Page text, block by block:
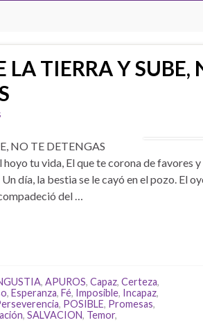
LA TIERRA Y SUBE,
NO TE DETENGAS
tu vida, El que te corona de favores
día, la bestia se le cayó en el pozo. El
del …
, APUROS, Capaz, Certeza,
, Esperanza, Fé, Imposible, Incapaz,
, POSIBLE, Promesas,
, SALVACION, Temor,